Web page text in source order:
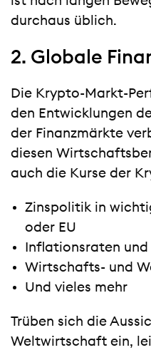
durchaus üblich.
2. Globale
Die Krypto-Markt-
den Entwicklungen
der Finanzmärkte
diesen
auch die Kurse der
Zinspolitik in
oder EU
Inflationsraten
Wirtschafts- und
Und vieles mehr
Trüben sich die
Weltwirtschaft ein,